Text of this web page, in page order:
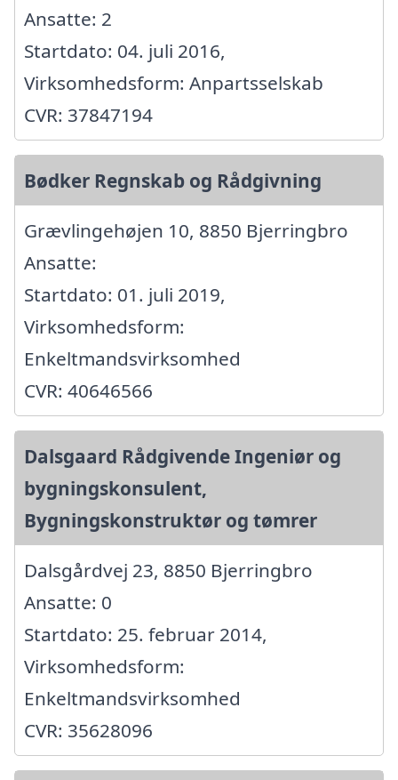
Ansatte: 2
Startdato: 04. juli 2016,
Virksomhedsform: Anpartsselskab
CVR: 37847194
Bødker Regnskab og Rådgivning
Grævlingehøjen 10, 8850 Bjerringbro
Ansatte:
Startdato: 01. juli 2019,
Virksomhedsform:
Enkeltmandsvirksomhed
CVR: 40646566
Dalsgaard Rådgivende Ingeniør og
bygningskonsulent,
Bygningskonstruktør og tømrer
Dalsgårdvej 23, 8850 Bjerringbro
Ansatte: 0
Startdato: 25. februar 2014,
Virksomhedsform:
Enkeltmandsvirksomhed
CVR: 35628096